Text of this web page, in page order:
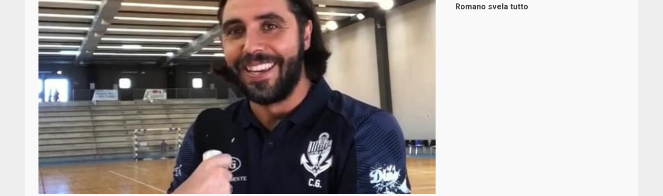
Romano svela tutto